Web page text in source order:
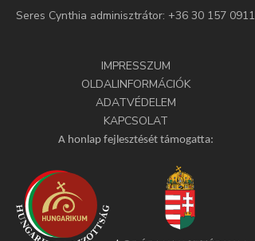
Seres Cynthia adminisztrátor: +36 30 157 0911
IMPRESSZUM
OLDALINFORMÁCIÓK
ADATVÉDELEM
KAPCSOLAT
A honlap fejlesztését támogatta: